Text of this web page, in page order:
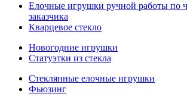
Елочные игрушки ручной работы по
заказчика
Кварцевое стекло
Новогодние игрушки
Статуэтки из стекла
Стеклянные елочные игрушки
Фьюзинг